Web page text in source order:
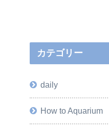
カテゴリー
daily
How to Aquarium